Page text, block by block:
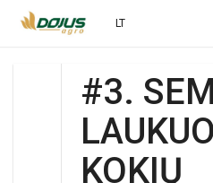
LT
#3.
KOKIŲ